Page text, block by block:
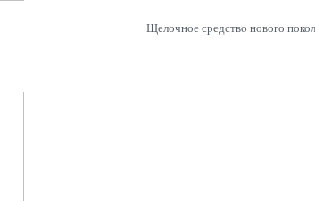
Щелочное средство нового